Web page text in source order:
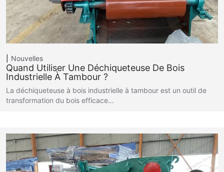
Nouvelles
Quand Utiliser Une Déchiqueteuse De Bois
Industrielle À Tambour ?
La déchiqueteuse à bois industrielle à tambour est un outil de
transformation du bois efficace…